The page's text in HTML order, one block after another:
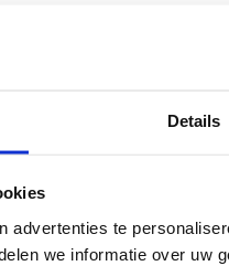
Details
advertenties te
we informatie over uw